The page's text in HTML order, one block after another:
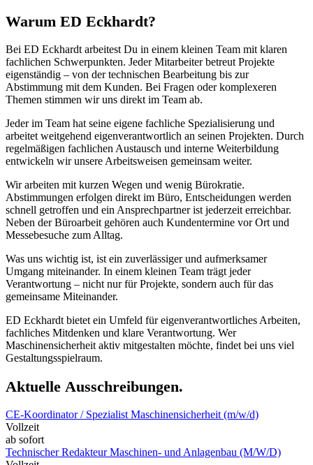
Warum ED Eckhardt?
Bei ED Eckhardt arbeitest Du in einem kleinen Team mit klaren
fachlichen Schwerpunkten. Jeder Mitarbeiter betreut Projekte
eigenständig – von der technischen Bearbeitung bis zur
Abstimmung mit dem Kunden. Bei Fragen oder komplexeren
Themen stimmen wir uns direkt im Team ab.
Jeder im Team hat seine eigene fachliche Spezialisierung und
arbeitet weitgehend eigenverantwortlich an seinen Projekten. Durch
regelmäßigen fachlichen Austausch und interne Weiterbildung
entwickeln wir unsere Arbeitsweisen gemeinsam weiter.
Wir arbeiten mit kurzen Wegen und wenig Bürokratie.
Abstimmungen erfolgen direkt im Büro, Entscheidungen werden
schnell getroffen und ein Ansprechpartner ist jederzeit erreichbar.
Neben der Büroarbeit gehören auch Kundentermine vor Ort und
Messebesuche zum Alltag.
Was uns wichtig ist, ist ein zuverlässiger und aufmerksamer
Umgang miteinander. In einem kleinen Team trägt jeder
Verantwortung – nicht nur für Projekte, sondern auch für das
gemeinsame Miteinander.
ED Eckhardt bietet ein Umfeld für eigenverantwortliches Arbeiten,
fachliches Mitdenken und klare Verantwortung. Wer
Maschinensicherheit aktiv mitgestalten möchte, findet bei uns viel
Gestaltungsspielraum.
Aktuelle Ausschreibungen.
CE-Koordinator / Spezialist Maschinensicherheit (m/w/d)
Vollzeit
ab sofort
Technischer Redakteur Maschinen- und Anlagenbau (M/W/D)